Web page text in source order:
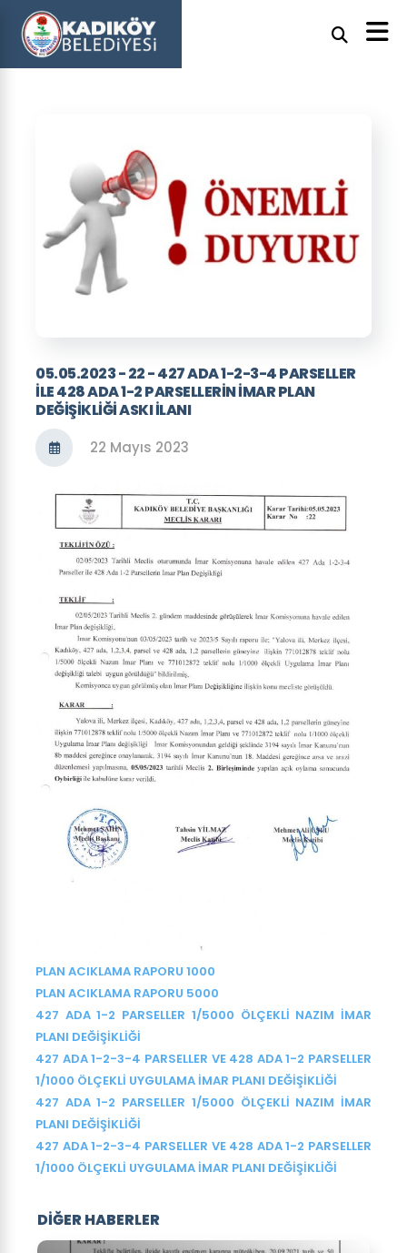
05.05.2023 - 22 - 427 ADA 1-2-3-4 PARSELLER
İLE 428 ADA 1-2 PARSELLERİN İMAR PLAN
DEĞİŞİKLİĞİ ASKI İLANI
22 Mayıs 2023
PLAN ACIKLAMA RAPORU 1000
PLAN ACIKLAMA RAPORU 5000
427 ADA 1-2 PARSELLER 1/5000 ÖLÇEKLİ NAZIM İMAR
PLANI DEĞİŞİKLİĞİ
427 ADA 1-2-3-4 PARSELLER VE 428 ADA 1-2 PARSELLER
1/1000 ÖLÇEKLİ UYGULAMA İMAR PLANI DEĞİŞİKLİĞİ
427 ADA 1-2 PARSELLER 1/5000 ÖLÇEKLİ NAZIM İMAR
PLANI DEĞİŞİKLİĞİ
427 ADA 1-2-3-4 PARSELLER VE 428 ADA 1-2 PARSELLER
1/1000 ÖLÇEKLİ UYGULAMA İMAR PLANI DEĞİŞİKLİĞİ
DİĞER HABERLER